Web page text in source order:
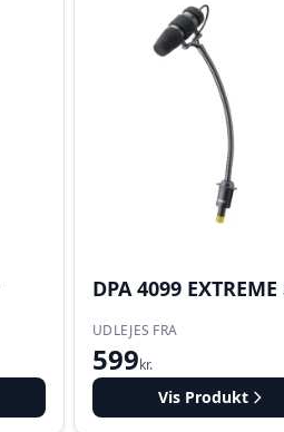
DPA 4099 EXTREME
UDLEJES FRA
599kr.
Vis Produkt